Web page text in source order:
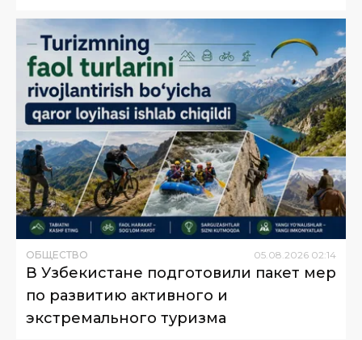
ОБЩЕСТВО 05 08 2026 02:14
В Узбекистане подготовили пакет мер
по развитию активного и
экстремального туризма